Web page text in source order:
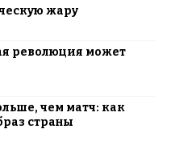
жару
революция может
чем матч: как
страны